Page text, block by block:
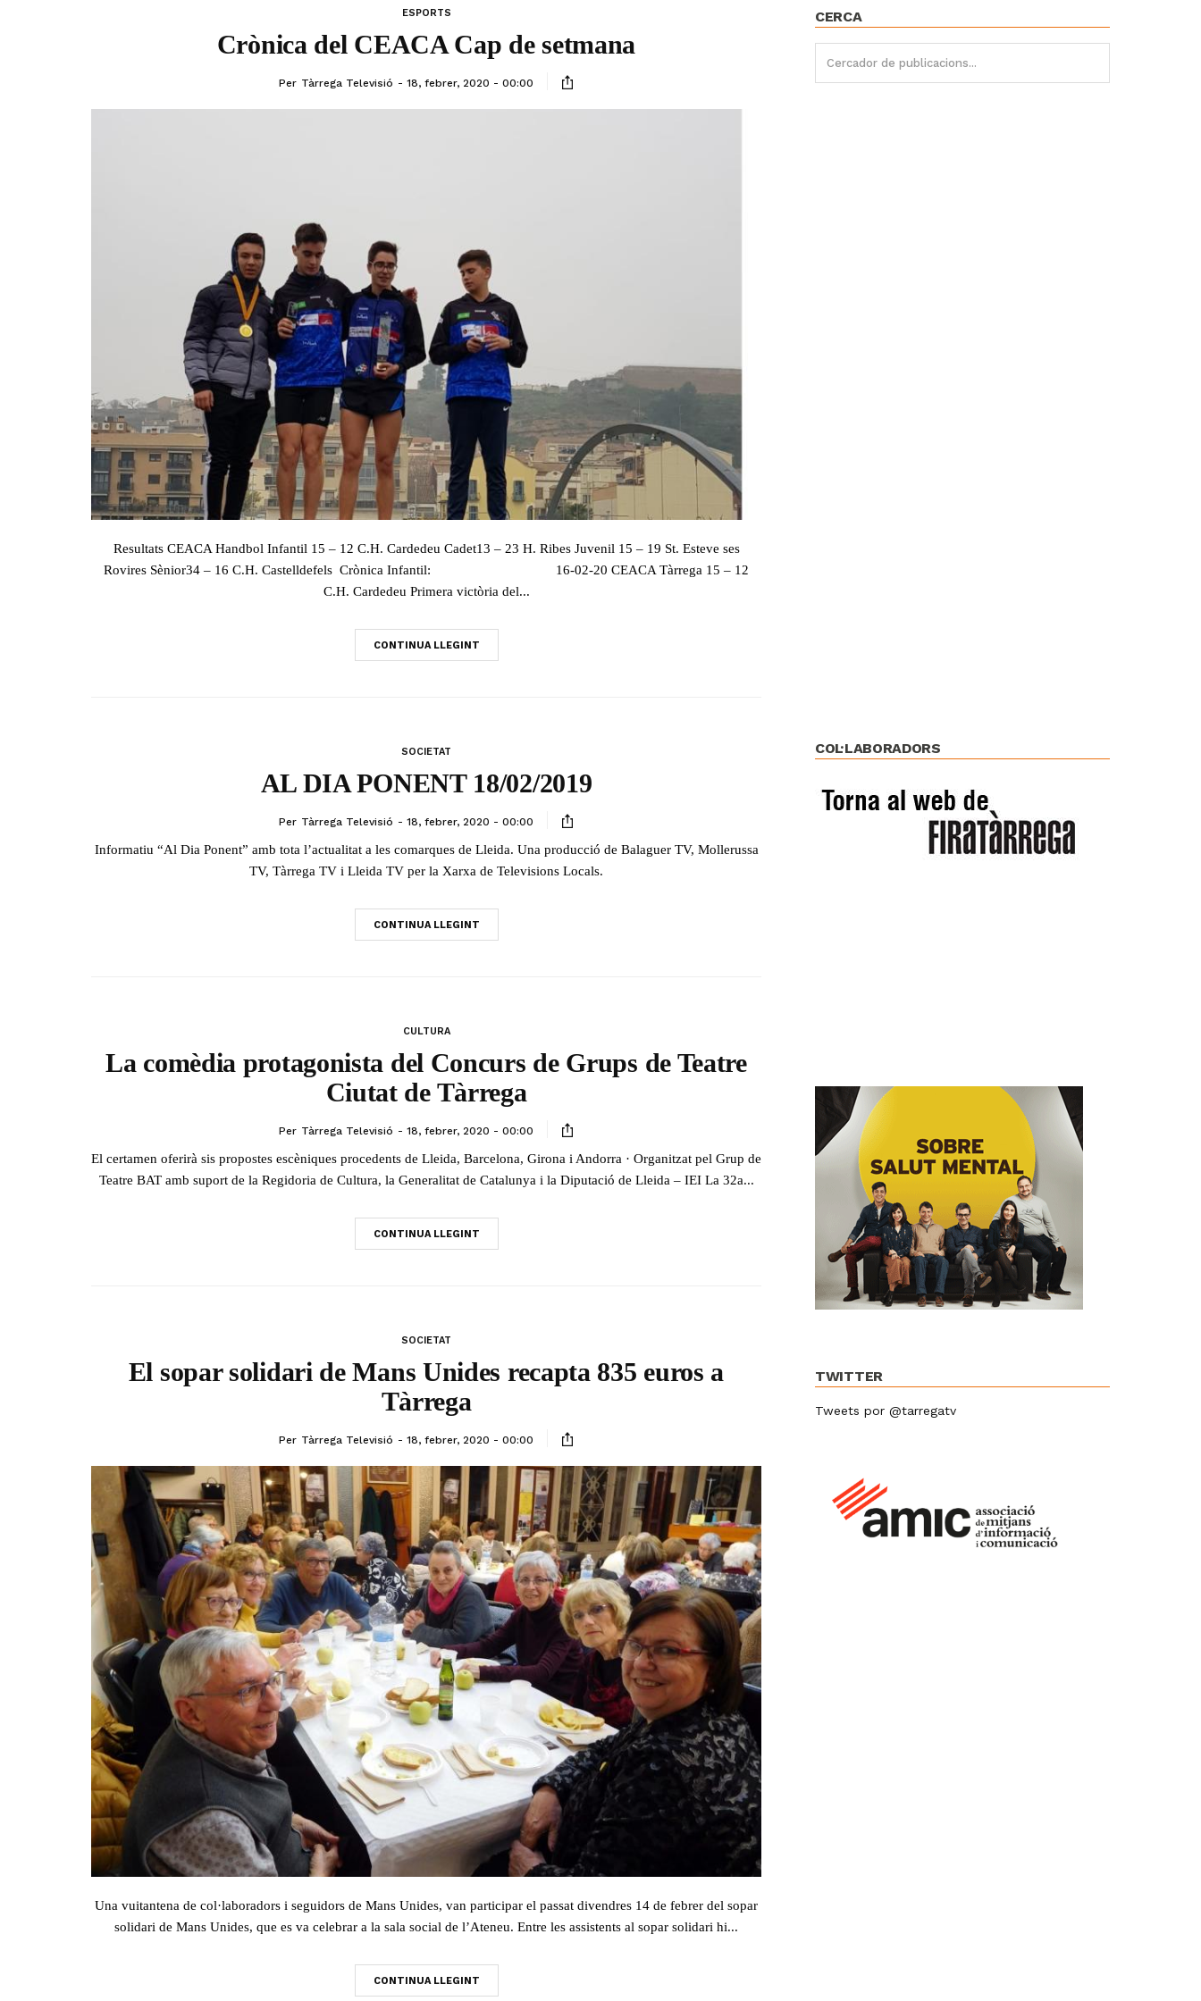
ESPORTS
Crònica del CEACA Cap de setmana
Per Tàrrega Televisió 18, febrer, 2020 - 00:00
Resultats CEACA Handbol Infantil 15 – 12 C.H. Cardedeu Cadet13 – 23 H. Ribes Juvenil 15 – 19 St. Esteve ses
Rovires Sènior34 – 16 C.H. Castelldefels Crònica Infantil: 16-02-20 CEACA Tàrrega 15 – 12
C.H. Cardedeu Primera victòria del...
CONTINUA LLEGINT
SOCIETAT
AL DIA PONENT 18/02/2019
Per Tàrrega Televisió 18, febrer, 2020 - 00:00
Informatiu “Al Dia Ponent” amb tota l’actualitat a les comarques de Lleida. Una producció de Balaguer TV, Mollerussa
TV, Tàrrega TV i Lleida TV per la Xarxa de Televisions Locals.
CONTINUA LLEGINT
CULTURA
La comèdia protagonista del Concurs de Grups de Teatre
Ciutat de Tàrrega
Per Tàrrega Televisió 18, febrer, 2020 - 00:00
El certamen oferirà sis propostes escèniques procedents de Lleida, Barcelona, Girona i Andorra · Organitzat pel Grup de
Teatre BAT amb suport de la Regidoria de Cultura, la Generalitat de Catalunya i la Diputació de Lleida – IEI La 32a...
CONTINUA LLEGINT
SOCIETAT
El sopar solidari de Mans Unides recapta 835 euros a
Tàrrega
Per Tàrrega Televisió 18, febrer, 2020 - 00:00
Una vuitantena de col·laboradors i seguidors de Mans Unides, van participar el passat divendres 14 de febrer del sopar
solidari de Mans Unides, que es va celebrar a la sala social de l’Ateneu. Entre les assistents al sopar solidari hi...
CONTINUA LLEGINT
CERCA
COL·LABORADORS
TWITTER
Tweets por @tarregatv